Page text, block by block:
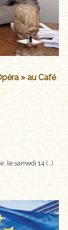
» au Café
le samedi 14 (…)